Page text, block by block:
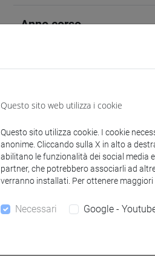
Anno corso
Docenti e corsi di laurea
Docenti
Questo sito web utilizza i cookie
Questo sito utilizza cookie. I cookie
anonime. Cliccando sulla X in alto a
abilitano le funzionalità dei social media
partner, che potrebbero associarli ad
verranno installati. Per ottenere
Necessari Google -